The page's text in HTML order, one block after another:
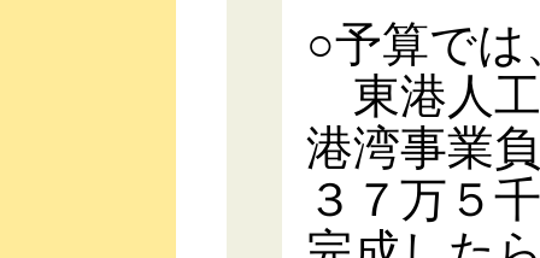
○予算では
東港人
港湾事業
３７万５